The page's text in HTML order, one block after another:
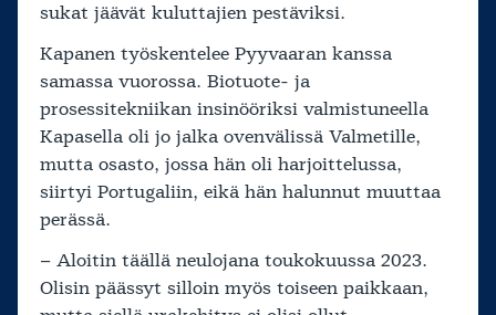
sukat jäävät kuluttajien pestäviksi.
Kapanen työskentelee Pyyvaaran kanssa
samassa vuorossa. Biotuote- ja
prosessitekniikan insinööriksi valmistuneella
Kapasella oli jo jalka ovenvälissä Valmetille,
mutta osasto, jossa hän oli harjoittelussa,
siirtyi Portugaliin, eikä hän halunnut muuttaa
perässä.
– Aloitin täällä neulojana toukokuussa 2023.
Olisin päässyt silloin myös toiseen paikkaan,